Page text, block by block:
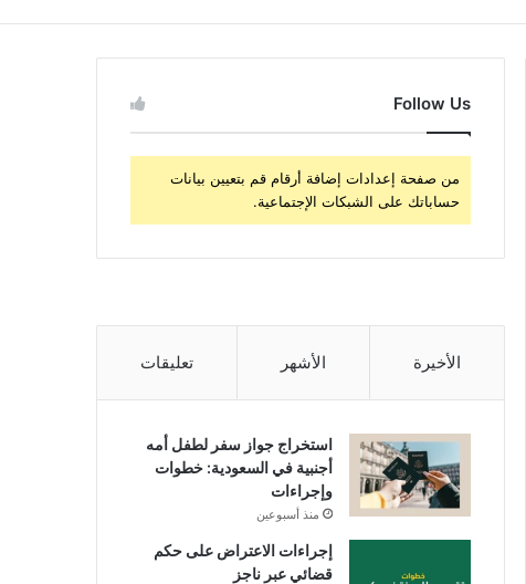
Follow Us
من صفحة إعدادات إضافة أرقام قم بتعيين بيانات
حساباتك على الشبكات الإجتماعية.
الأخيرة الأشهر تعليقات
استخراج جواز سفر لطفل أمه
أجنبية في السعودية: خطوات
وإجراءات
منذ أسبوعين
إجراءات الاعتراض على حكم
قضائي عبر ناجز